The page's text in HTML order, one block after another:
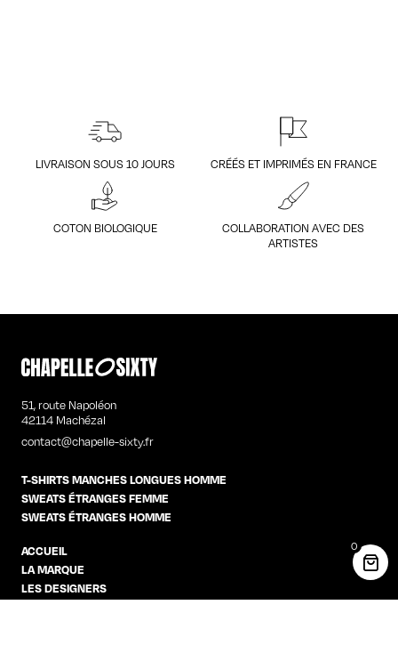
LIVRAISON SOUS 10 JOURS CRÉÉS ET IMPRIMÉS EN FRANCE
COTON BIOLOGIQUE
COLLABORATION AVEC DES
ARTISTES
51, route Napoléon
42114 Machézal
contact@chapelle-sixty.fr
T-SHIRTS MANCHES LONGUES HOMME
SWEATS ÉTRANGES FEMME
SWEATS ÉTRANGES HOMME
ACCUEIL
LA MARQUE
LES DESIGNERS
0